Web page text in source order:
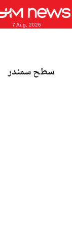
7 Aug, 2026
سطح سمندر